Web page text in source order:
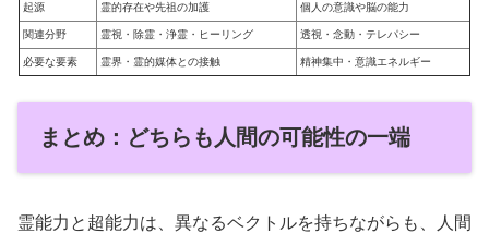
起源 霊的存在や先祖の加護 個人の意識や脳の能力
関連分野 霊視・除霊・浄霊・ヒーリング 透視・念動・テレパシー
必要な要素 霊界・霊的媒体との接触 精神集中・意識エネルギー
まとめ：どちらも人間の可能性の一端
霊能力と超能力は、異なるベクトルを持ちながらも、人間